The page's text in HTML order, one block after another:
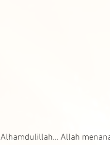
Alhamdulillah... Allah